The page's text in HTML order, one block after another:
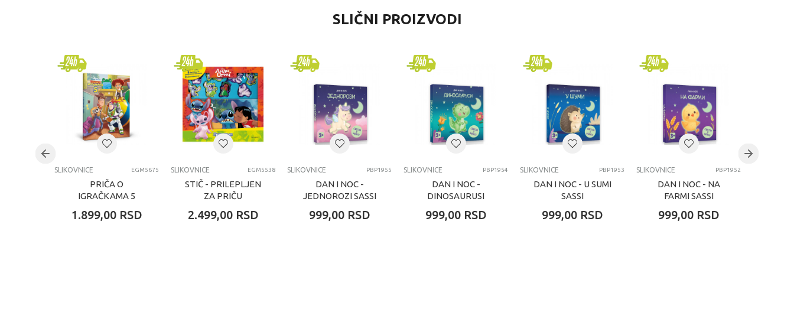
Slikovnice
Brend Propolis books
univerzalno
Uzrast 1-3 godine
Kategorija SLIKOVNICE
SLIČNI PROIZVODI
SLIKOVNICE EGM5675
PRIČA O
IGRAČKAMA 5
1.899,00 RSD
SLIKOVNICE EGM5538
STIČ - PRILEPLJEN
ZA PRIČU
2.499,00 RSD
SLIKOVNICE PBP1955
DAN I NOC -
JEDNOROZI SASSI
999,00 RSD
SLIKOVNICE PBP1954
DAN I NOC -
DINOSAURUSI
999,00 RSD
SLIKOVNICE PBP1953
DAN I NOC - U SUMI
SASSI
999,00 RSD
SLIKOVNICE PBP1952
DAN I NOC - NA
FARMI SASSI
999,00 RSD